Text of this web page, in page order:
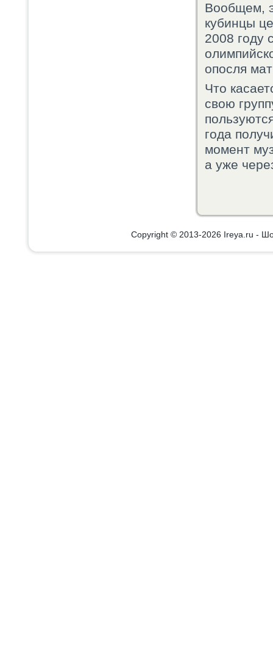
Вообщем,
кубинцы
2008 году
опосля
Что
свою
года
момент
а уже
Copyright © 2013-2026 Ireya.ru -